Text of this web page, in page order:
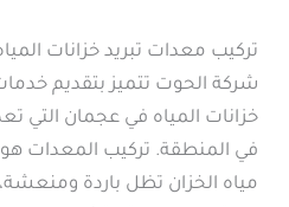
تركيب معدات تبريد خزانات
شركة الحوت تتميز بتقديم
خزانات المياه في عجمان التي
في المنطقة. تركيب المعدات
مياه الخزان تظل باردة